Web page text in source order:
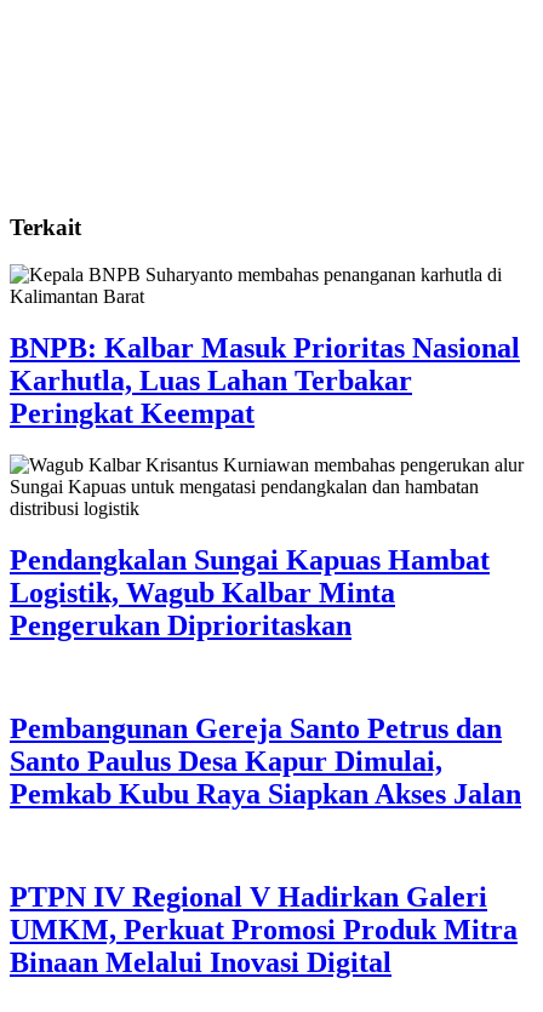
Terkait
BNPB: Kalbar Masuk Prioritas Nasional
Karhutla, Luas Lahan Terbakar
Peringkat Keempat
Pendangkalan Sungai Kapuas Hambat
Logistik, Wagub Kalbar Minta
Pengerukan Diprioritaskan
Pembangunan Gereja Santo Petrus dan
Santo Paulus Desa Kapur Dimulai,
Pemkab Kubu Raya Siapkan Akses Jalan
PTPN IV Regional V Hadirkan Galeri
UMKM, Perkuat Promosi Produk Mitra
Binaan Melalui Inovasi Digital